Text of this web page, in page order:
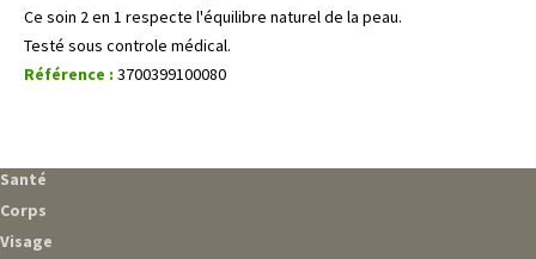
Ce soin 2 en 1 respecte l'équilibre naturel de la peau.
Testé sous controle médical.
Référence : 3700399100080
Santé
Corps
Visage